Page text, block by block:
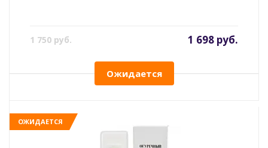
1 750 руб. 1 698 руб.
Ожидается
ОЖИДАЕТСЯ